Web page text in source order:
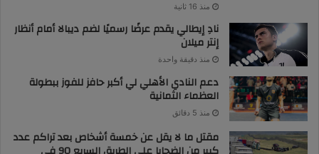
منذ 16 ثانية
نادِ إيطالي يقدم عرضًا رسميًا لضم ديبالا أمام أنظار
إنتر ميلان
منذ دقيقة واحدة
دعم النادي الأهلي لي أكبر حافز للفوز ببطولة
العظماء الثمانية
منذ 5 دقائق
مقتل ما لا يقل عن خمسة أشخاص بعد تراكم عدد